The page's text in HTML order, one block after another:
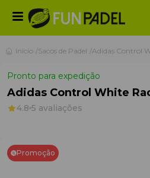
Início Sacos de Padel Adidas Control
Pronto para expedição
Adidas Control White
4.8 5 avaliações
Promoção